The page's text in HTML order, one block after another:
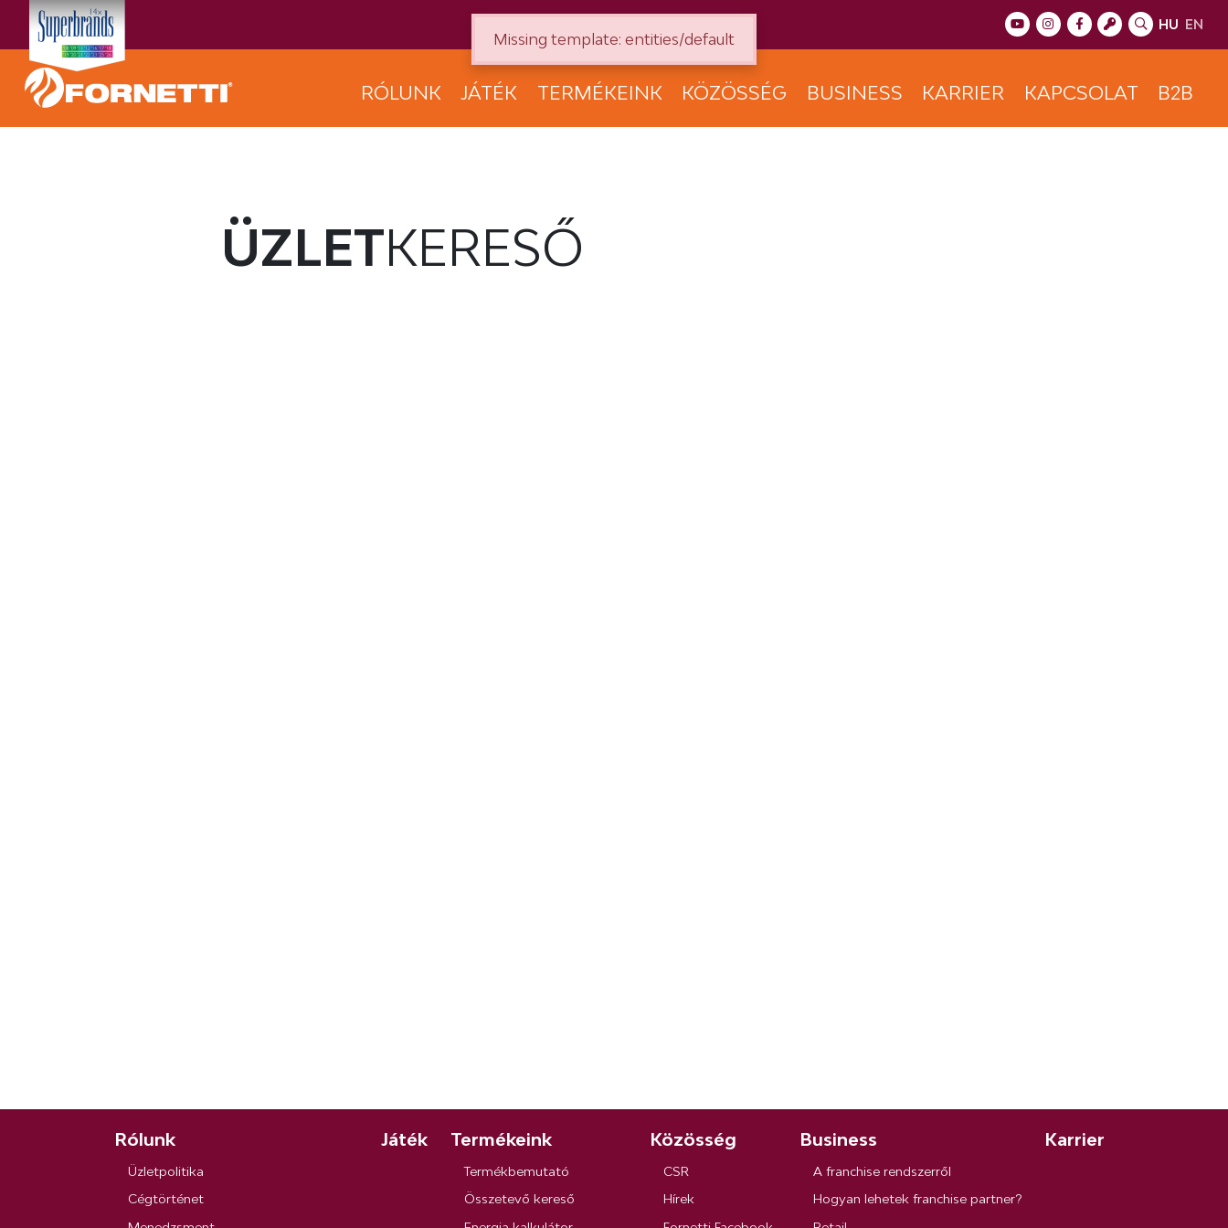
HU EN
RÓLUNK JÁTÉK TERMÉKEINK KÖZÖSSÉG BUSINESS KARRIER KAPCSOLAT B2B
ÜZLETKERESŐ
Rólunk
Üzletpolitika
Cégtörténet
Játék Termékeink
Termékbemutató
Összetevő kereső
Közösség
CSR
Hírek
Business
A franchise rendszerről
Hogyan lehetek franchise partner?
Karrier
Missing template: entities/default